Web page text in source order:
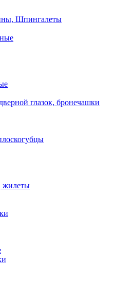
Шпингалеты
глазок, бронечашки
жилеты